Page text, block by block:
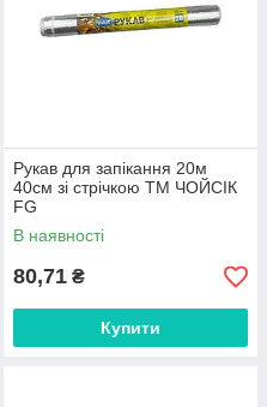
Рукав для запікання 20м
40см зі стрічкою ТМ ЧОЙСІК
FG
В наявності
80,71 ₴
Купити